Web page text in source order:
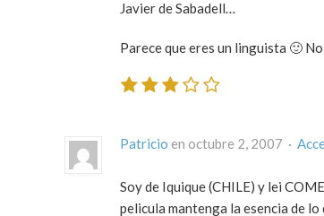
Javier de Sabadell…
Parece que eres un linguista 🙂
Patricio en octubre 2, 2007 ·
Soy de Iquique (CHILE) y lei
pelicula mantenga la esencia de